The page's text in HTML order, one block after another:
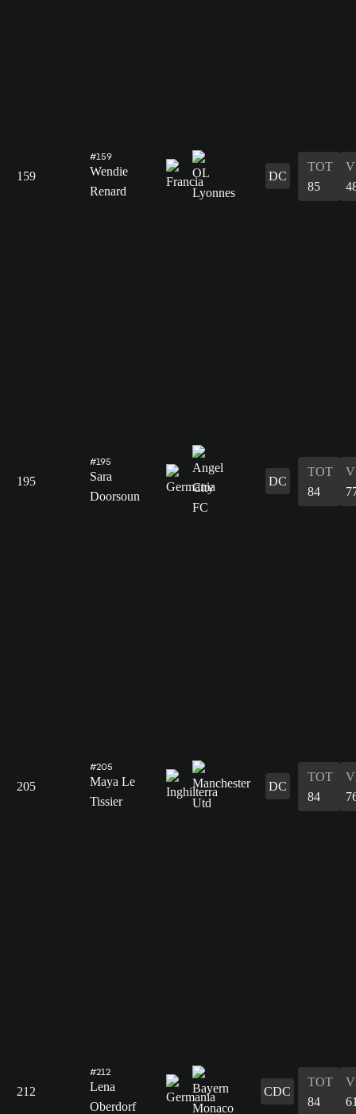
159
#159
Wendie
Renard
DC
TOT
85
195
#195
Sara
Doorsoun
DC
TOT
84
205
#205
Maya Le
Tissier
DC
TOT
84
212
#212
Lena
Oberdorf
CDC
TOT
84